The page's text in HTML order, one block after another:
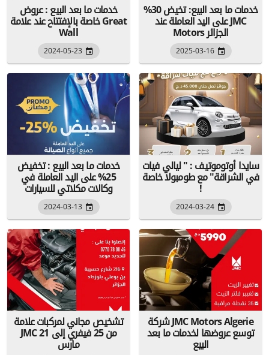
خدمات ما بعد البيع: تخيض 30%
على اليد العاملة عند JMC
Motors الجزائر
2025-03-16
خدمات ما بعد البيع : عروض
خاصة بالإفتتاح عند علامة Great
Wall
2024-05-23
سايدا أوتوموتيف : " ليالي فيات
في الشراقة" مع طومبولا خاصة
!
2024-03-24
خدمات ما بعد البيع : تخفيض
25% على اليد العاملة في
وكالات مكلاتي للسيارات
2024-03-13
شركة JMC Motors Algerie
توسع عروضها لخدمات ما بعد
البيع
تشخيص مجاني لمركبات علامة
JMC من 25 فيفري إلى 21
مارس